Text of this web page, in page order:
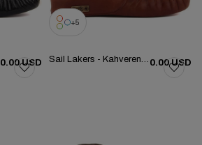
0.00 USD
5
Sail Lakers - Kahverengi Deri Kadın Ev Terliği 109-557-X 0.00 USD